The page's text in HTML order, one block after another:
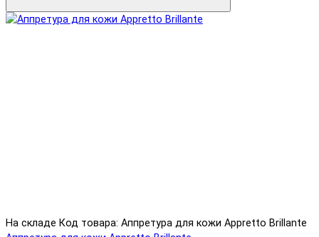
На складе Код товара: Аппретура для кожи Appretto Brillante